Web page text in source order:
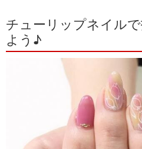
チューリップネイル
よう♪